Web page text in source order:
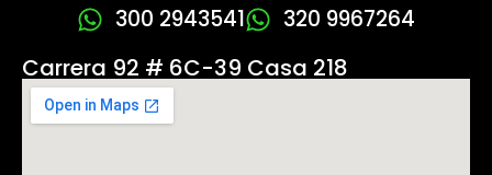
300 2943541 320 9967264
Carrera 92 # 6C-39 Casa 218